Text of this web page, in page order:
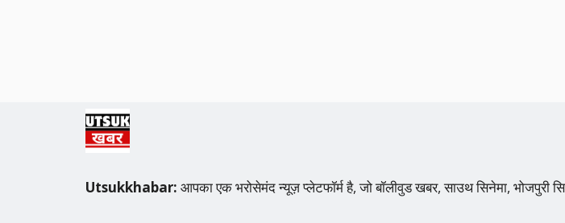
Utsukkhabar: आपका एक भरोसेमंद न्यूज़ प्लेटफॉर्म है, जो बॉलीवुड खबर, साउथ सिनेमा,